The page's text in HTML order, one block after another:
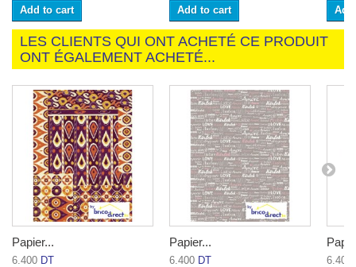
Add to cart Add to cart
LES CLIENTS QUI ONT ACHETÉ CE PRODUIT
ONT ÉGALEMENT ACHETÉ...
Papier...
6.400 DT
Papier...
6.400 DT 6.400